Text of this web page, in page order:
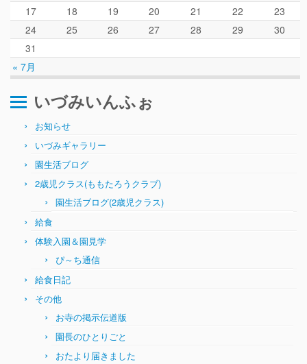
« 7月
17
18 19 20 21 22
23
24
25 26 27 28 29
30
31
いづみいんふぉ
お知らせ
いづみギャラリー
園生活ブログ
2歳児クラス(ももたろうクラブ)
園生活ブログ(2歳児クラス)
給食
体験入園＆園見学
ぴ～ち通信
給食日記
その他
お寺の掲示伝道版
園長のひとりごと
おたより届きました